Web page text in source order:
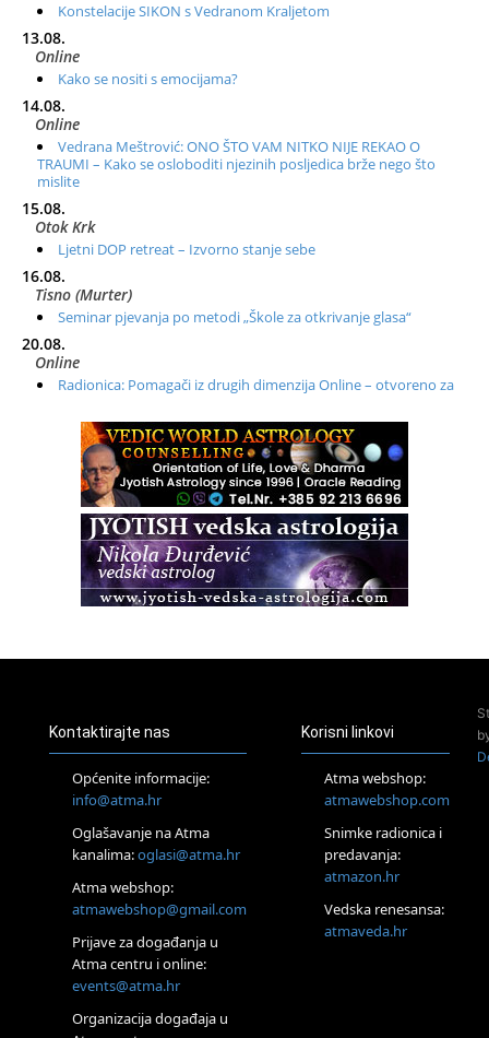
Konstelacije SIKON s Vedranom Kraljetom
13.08.
Online
Kako se nositi s emocijama?
14.08.
Online
Vedrana Meštrović: ONO ŠTO VAM NITKO NIJE REKAO O
TRAUMI – Kako se osloboditi njezinih posljedica brže nego što
mislite
15.08.
Otok Krk
Ljetni DOP retreat – Izvorno stanje sebe
16.08.
Tisno (Murter)
Seminar pjevanja po metodi „Škole za otkrivanje glasa“
20.08.
Online
Radionica: Pomagači iz drugih dimenzija Online – otvoreno za
Zagreb+Online
Osnovni ThetaHealing® tečaj, Zagreb i Online
Zagreb
Osnovna radionica za izscjeljivanje pranom (Basic Pranic
Healing course)
Access BARS®, otpusti stres
Pjesma srca / Zagreb
Tečaj Višeg Vodstva, razvijanja intuicije i Akaša zapisa
Online
Upisi u program Profesionalni hipnoterapeut — nova
Online
Postanite Nositelj Vibracije Nove Zemlje
Visoko
Alemka Dauskardt – Jednodnevna radionica sistemskih
konstelacija
Kontaktirajte nas
Općenite informacije:
info@atma.hr
Oglašavanje na Atma
kanalima:oglasi@atma.hr
Atma webshop:
atmawebshop@gmail.com
Prijave za događanja u
Atma centru i online:
events@atma.hr
Organizacija događaja u
Korisni linkovi
Atma webshop:
atmawebshop.com
Snimke radionica i
predavanja:
atmazon.hr
Vedska renesansa:
atmaveda.hr